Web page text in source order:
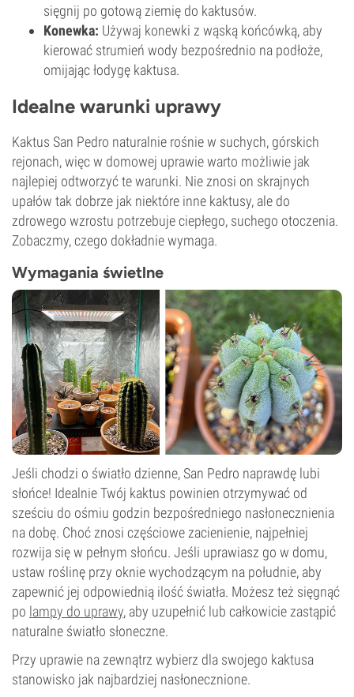
sięgnij po gotową ziemię do kaktusów.
Konewka: Używaj konewki z wąską końcówką, aby
kierować strumień wody bezpośrednio na podłoże,
omijając łodygę kaktusa.
Idealne warunki uprawy
Kaktus San Pedro naturalnie rośnie w suchych, górskich
rejonach, więc w domowej uprawie warto możliwie jak
najlepiej odtworzyć te warunki. Nie znosi on skrajnych
upałów tak dobrze jak niektóre inne kaktusy, ale do
zdrowego wzrostu potrzebuje ciepłego, suchego otoczenia.
Zobaczmy, czego dokładnie wymaga.
Wymagania świetlne
Jeśli chodzi o światło dzienne, San Pedro naprawdę lubi
słońce! Idealnie Twój kaktus powinien otrzymywać od
sześciu do ośmiu godzin bezpośredniego nasłonecznienia
na dobę. Choć znosi częściowe zacienienie, najpełniej
rozwija się w pełnym słońcu. Jeśli uprawiasz go w domu,
ustaw roślinę przy oknie wychodzącym na południe, aby
zapewnić jej odpowiednią ilość światła. Możesz też sięgnąć
po lampy do uprawy, aby uzupełnić lub całkowicie zastąpić
naturalne światło słoneczne.
Przy uprawie na zewnątrz wybierz dla swojego kaktusa
stanowisko jak najbardziej nasłonecznione.